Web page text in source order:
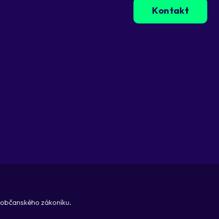
Kontakt
zákoníku.